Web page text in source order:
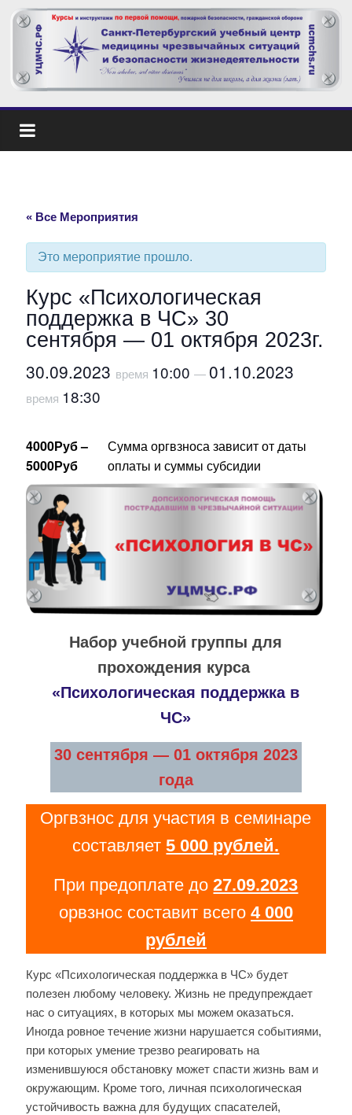
« Все Мероприятия
Это мероприятие прошло.
Курс «Психологическая
поддержка в ЧС» 30
сентября — 01 октября 2023г.
30.09.2023 время 10:00— 01.10.2023
время 18:30
4000Руб –
5000Руб
Сумма оргвзноса зависит от даты
оплаты и суммы субсидии
Набор учебной группы для
прохождения курса
«Психологическая поддержка в
ЧС»
30 сентября — 01 октября 2023
года
Оргвзнос для участия в семинаре
составляет5 000 рублей.
При предоплате до27.09.2023
орвзнос составит всего 4 000
рублей
Курс «Психологическая поддержка в ЧС» будет
полезен любому человеку. Жизнь не предупреждает
нас о ситуациях, в которых мы можем оказаться.
Иногда ровное течение жизни нарушается событиями,
при которых умение трезво реагировать на
изменившуюся обстановку может спасти жизнь вам и
окружающим. Кроме того, личная психологическая
устойчивость важна для будущих спасателей,